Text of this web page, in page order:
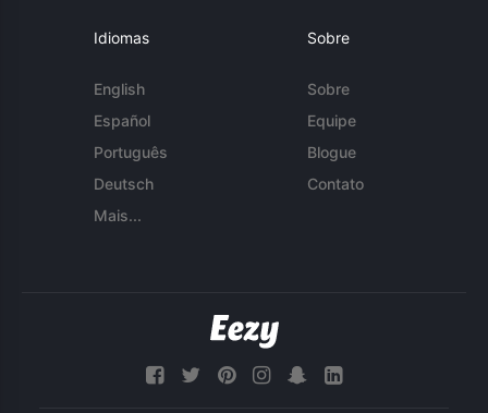
Idiomas
English
Español
Português
Deutsch
Mais...
Sobre
Sobre
Equipe
Blogue
Contato